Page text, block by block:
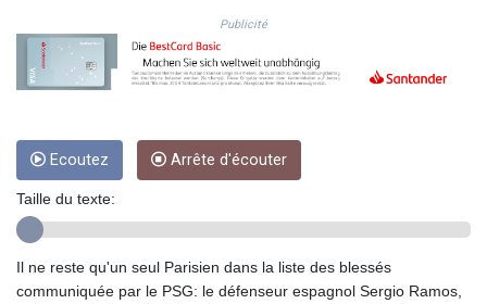
ERN 17.342035
FJD 2.553384
FKP 0.8566
GEL 3.017966
GGP 0.8566
GMD 84.980421
GNF
Publicité
Ecoutez Arrête d'écouter
Taille du texte:
Il ne reste qu'un seul Parisien dans la liste des blessés
communiquée par le PSG: le défenseur espagnol Sergio Ramos,